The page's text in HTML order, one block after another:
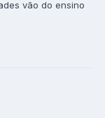
vão do ensino